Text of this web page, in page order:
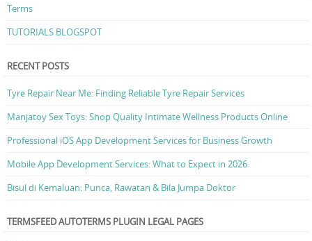
Terms
TUTORIALS BLOGSPOT
RECENT POSTS
Tyre Repair Near Me: Finding Reliable Tyre Repair Services
Manjatoy Sex Toys: Shop Quality Intimate Wellness Products Online
Professional iOS App Development Services for Business Growth
Mobile App Development Services: What to Expect in 2026
Bisul di Kemaluan: Punca, Rawatan & Bila Jumpa Doktor
TERMSFEED AUTOTERMS PLUGIN LEGAL PAGES